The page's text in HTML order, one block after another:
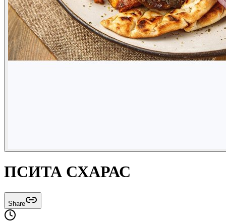
ПСИТА СХАРАС
Share